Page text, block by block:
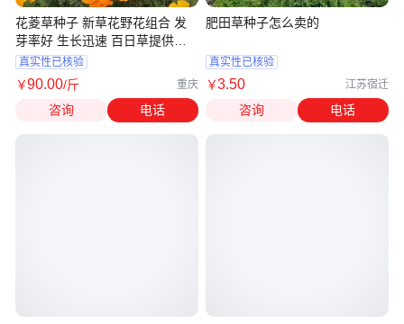
花菱草种子 新草花野花组合 发
芽率好 生长迅速 百日草提供种
植技术
真实性已核验
￥90.00/斤 重庆
咨询 电话
肥田草种子怎么卖的
真实性已核验
￥3.50 江苏宿迁
咨询 电话